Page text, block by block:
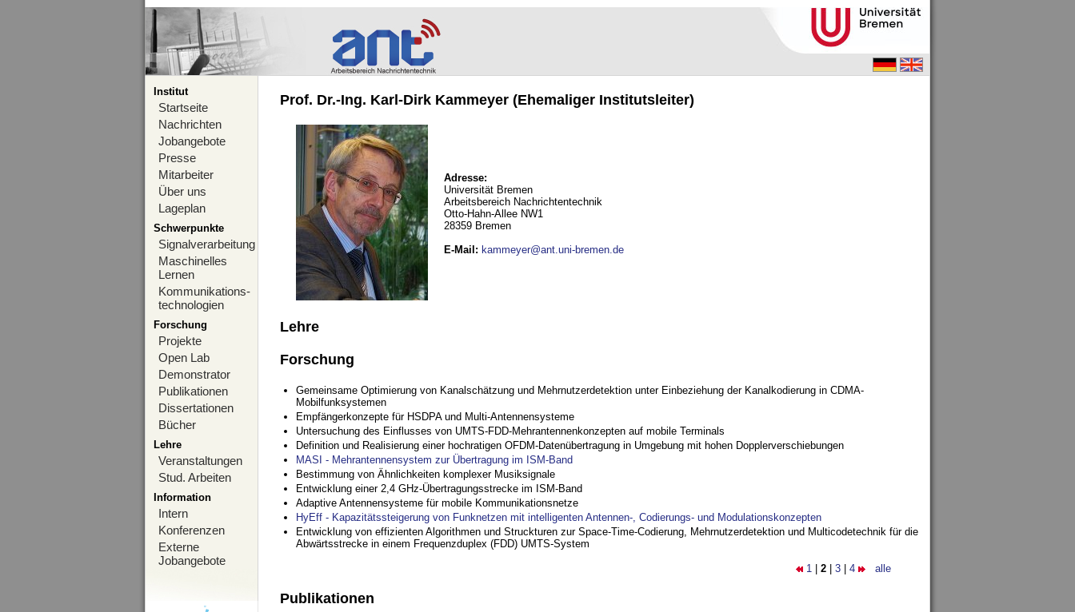
Institut
Startseite
Nachrichten
Jobangebote
Presse
Mitarbeiter
Über uns
Lageplan
Schwerpunkte
Signalverarbeitung
Maschinelles
Lernen
Kommunikations-
technologien
Forschung
Projekte
Open Lab
Demonstrator
Publikationen
Dissertationen
Bücher
Lehre
Veranstaltungen
Stud. Arbeiten
Information
Intern
Konferenzen
Externe
Jobangebote
Prof. Dr.-Ing. Karl-Dirk Kammeyer (Ehemaliger Institutsleiter)
Adresse:
Universität Bremen
Arbeitsbereich Nachrichtentechnik
Otto-Hahn-Allee NW1
28359 Bremen
E-Mail : kammeyer@ant.uni-bremen.de
Lehre
Forschung
Gemeinsame Optimierung von Kanalschätzung und Mehrnutzerdetektion unter Einbeziehung der Kanalkodierung in CDMA-
Mobilfunksystemen
Empfängerkonzepte für HSDPA und Multi-Antennensysteme
Untersuchung des Einflusses von UMTS-FDD-Mehrantennenkonzepten auf mobile Terminals
Definition und Realisierung einer hochratigen OFDM-Datenübertragung in Umgebung mit hohen Dopplerverschiebungen
MASI - Mehrantennensystem zur Übertragung im ISM-Band
Bestimmung von Ähnlichkeiten komplexer Musiksignale
Entwicklung einer 2,4 GHz-Übertragungsstrecke im ISM-Band
Adaptive Antennensysteme für mobile Kommunikationsnetze
HyEff - Kapazitätssteigerung von Funknetzen mit intelligenten Antennen-, Codierungs- und Modulationskonzepten
Entwicklung von effizienten Algorithmen und Struckturen zur Space-Time-Codierung, Mehrnutzerdetektion und Multicodetechnik für die
Abwärtsstrecke in einem Frequenzduplex (FDD) UMTS-System
1 2 3 4 alle
Publikationen